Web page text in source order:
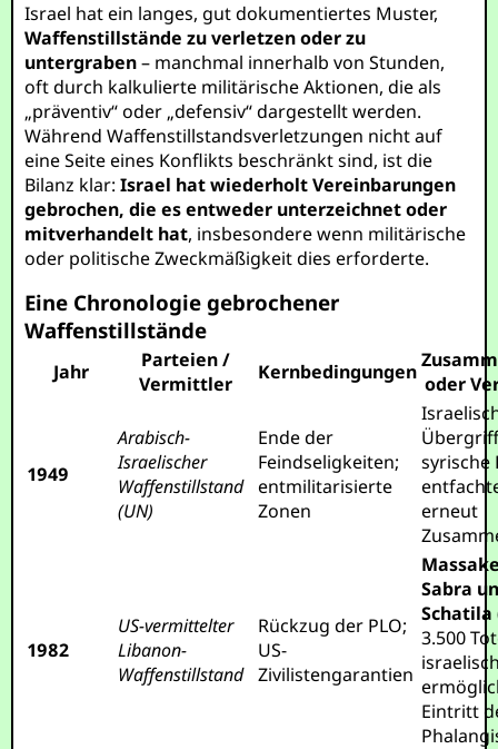
Israel hat ein langes, gut dokumentiertes Muster,
Waffenstillstände zu verletzen oder zu
untergraben– manchmal innerhalb von Stunden,
oft durch kalkulierte militärische Aktionen, die als
„präventiv“ oder „defensiv“ dargestellt werden.
Während Waffenstillstandsverletzungen nicht auf
eine Seite eines Konflikts beschränkt sind, ist die
Bilanz klar:Israel hat wiederholt Vereinbarungen
gebrochen, die es entweder unterzeichnet oder
mitverhandelt hat, insbesondere wenn militärische
oder politische Zweckmäßigkeit dies erforderte.
Eine Chronologie gebrochener
Waffenstillstände
Jahr
Parteien /
Vermittler
Kernbedingungen oder
1949
Arabisch-
Israelischer
Waffenstillstand
(UN)
Ende der
Feindseligkeiten;
entmilitarisierte
Zonen
syrische
erneut
1982
US-vermittelter
Libanon-
Waffenstillstand
Rückzug der PLO;
US-
Zivilistengarantien
Sabra
Schatila
3.500
Eintritt